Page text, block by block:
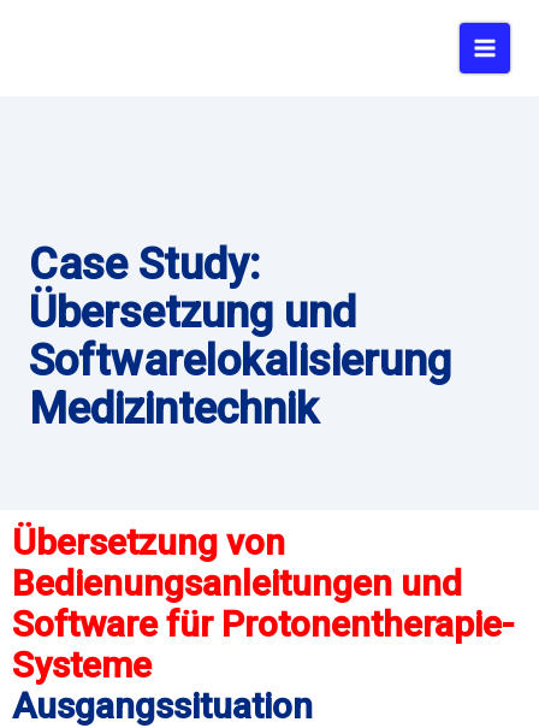
Case Study:
Übersetzung und
Softwarelokalisierung
Medizintechnik
Übersetzung von
Bedienungsanleitungen und
Software für Protonentherapie-
Systeme
Ausgangssituation